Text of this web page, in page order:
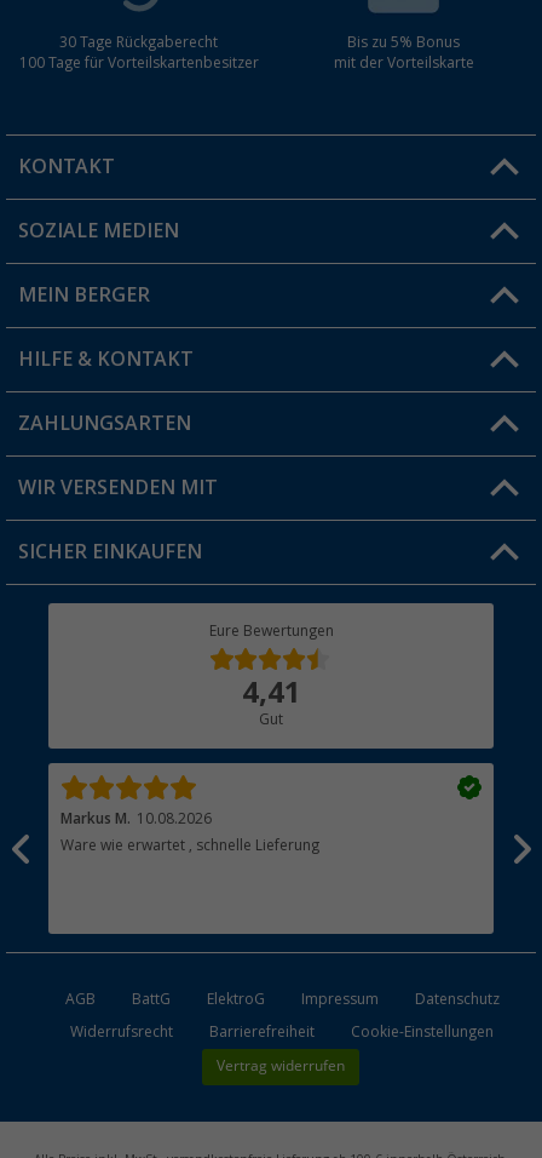
30 Tage Rückgaberecht
100 Tage für Vorteilskartenbesitzer
Bis zu 5% Bonus
mit der Vorteilskarte
KONTAKT
Du hast eine Frage?
Filiale finden
SOZIALE MEDIEN
MEIN BERGER
Vorteilskarte
Blog
Jobs & Karriere
HILFE & KONTAKT
FAQ & Kontakt
Versandinformationen
Rücksendung
ZAHLUNGSARTEN
WIR VERSENDEN MIT
SICHER EINKAUFEN
Eure Bewertungen
4,41
Gut
Markus M. 10.08.2026
Ware wie erwartet , schnelle Lieferung
AGB BattG ElektroG Impressum
Datenschutz
Widerrufsrecht
Barrierefreiheit Cookie-Einstellungen
Vertrag widerrufen